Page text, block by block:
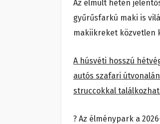
Az elmúlt héten
gyűrűsfarkú maki is
makiikreket közvetlen
A húsvéti hosszú
autós szafari
struccokkal
? Az élménypark a